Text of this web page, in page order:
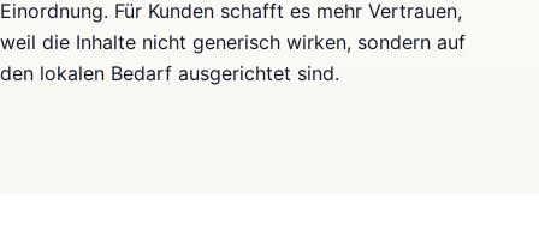
Einordnung. Für Kunden schafft es mehr Vertrauen,
weil die Inhalte nicht generisch wirken, sondern auf
den lokalen Bedarf ausgerichtet sind.